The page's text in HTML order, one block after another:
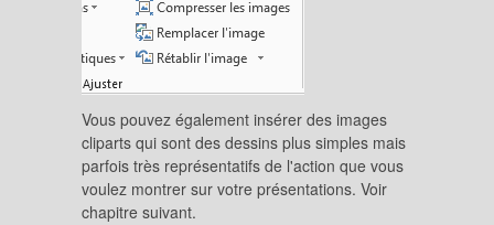
Vous pouvez également insérer des images
cliparts qui sont des dessins plus simples mais
parfois très représentatifs de l'action que vous
voulez montrer sur votre présentations. Voir
chapitre suivant.